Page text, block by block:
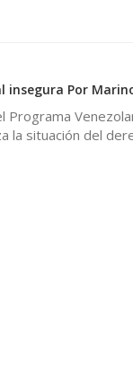
insegura Por
Programa
la situación del